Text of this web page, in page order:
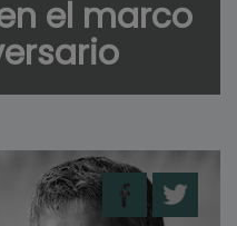
el marco